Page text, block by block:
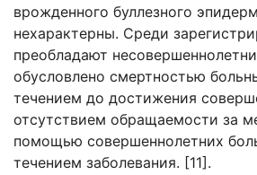
врожденного буллезного
нехарактерны. Среди
преобладают
обусловлено смертностью
течением до достижения
отсутствием обращаемости за
помощью совершеннолетних
течением заболевания. [11].